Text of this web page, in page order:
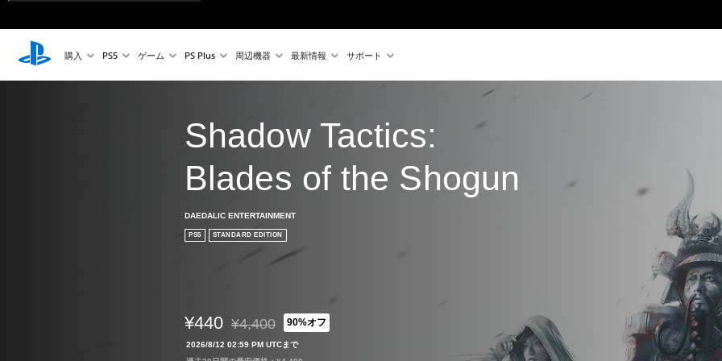
購入 PS5 ゲーム PS Plus 周辺機器 最新情報 サポート
Shadow Tactics:
Blades of the Shogun
DAEDALIC ENTERTAINMENT
PS5 STANDARD EDITION
¥440 通常価格¥4,400より値引き
¥4,400 90%オフ
2026/8/12 02:59 PM UTCまで